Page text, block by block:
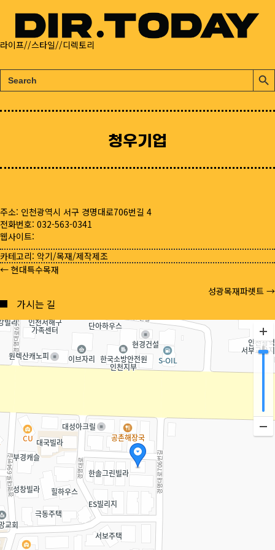
라이프//스타일//디렉토리
검
색:
검
색
튼
청우기업
주소: 인천광역시 서구 경명대로706번길 4
전화번호: 032-563-0341
웹사이트:
카테고리: 악기/목재/제작제조
Posts
navigation
← 현대특수목재
성광목재파렛트 →
가시는 길